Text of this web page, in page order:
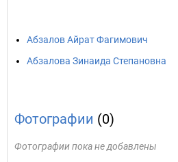
Абзалов Айрат Фагимович
Абзалова Зинаида Степановна
Фотографии (0)
Фотографии пока не добавлены